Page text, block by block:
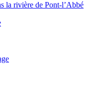
la rivière de Pont-l’Abbé